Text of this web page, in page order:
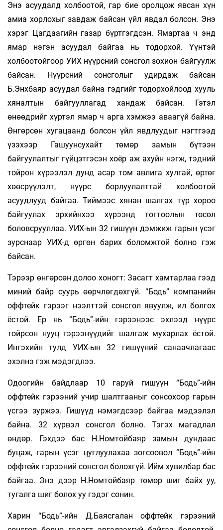
Энэ асуудалд холбоотой, гар бие оролцож явсан хүн
амиа хорлохыг завдаж байсан үйл явдал болсон. Энэ
хэрэг Цагдаагийн газар бүртгэгдсэн. Ямартаа ч энд
ямар нэгэн асуудал байгаа нь тодорхой. Үүнтэй
холбоотойгоор УИХ нүүрсний сонсгол зохион байгуулж
байсан. Нүүрсний сонсголыг удирдаж байсан
Б.Энхбаяр асуудал байна гэдгийг тодорхойлоод хууль
хяналтын байгууллагад хандаж байсан. Гэтэл
өнөөдрийг хүртэл ямар ч арга хэмжээ аваагүй байна.
Өнгөрсөн хугацаанд болсон үйл явдлуудыг нэгтгээд
үзэхээр Гашуунсухайт төмөр замын бүтээн
байгуулалтыг гүйцэтгэсэн хоёр аж ахуйн нэгж, тэдний
тойрон хүрээлэл дунд асар том авлига хулгай, өртөг
хөөсрүүлэлт, нүүрс борлуулалттай холбоотой
асуудлууд байгаа. Тиймээс хянан шалгах түр хороо
байгуулах эрхийнхээ хүрээнд тогтоолын төсөл
боловсрууллаа. УИХ-ын 32 гишүүн дэмжиж гарын үсэг
зурснаар УИХ-д өргөн барих боломжтой болно гэж
байсан.
Тэрээр өнгөрсөн долоо хоногт: Засагт хамтарлаа гээд
миний байр суурь өөрчлөгдөхгүй. “Бодь” компанийн
оффтейк гэрээг нээлттэй сонсгол явуулж, ил болгох
ёстой. Ер нь “Бодь”-ийн гэрээнээс эхлээд нүүрс
тойрсон нууц гэрээнүүдийг шалгаж мухарлах ёстой.
Ингэхийн тулд УИХ-ын 32 гишүүний санаачлагаас
эхэлнэ гэж мэдэгдлээ.
Одоогийн байдлаар 10 гаруй гишүүн “Бодь”-ийн
оффтейк гэрээний учир шалтгааныг сонсохоор гарын
үсгээ зуржээ. Гишүүд нэмэгдсээр байгаа мэдээлэл
байна. 32 хүрвэл сонсгол болно. Тэгэх магадлал
өндөр. Гэхдээ бас Н.Номтойбаяр замын дундаас
буцаж, гарын үсэг цуглуулахаа зогсоовол “Бодь”-ийн
оффтейк гэрээний сонсгол болохгүй. Ийм хувилбар бас
байгаа. Энэ дээр Н.Номтойбаяр төмөр шиг байх уу,
тугалга шиг болох уу гэдэг сонин.
Харин “Бодь”-ийн Д.Баясгалан оффтейк гэрээний